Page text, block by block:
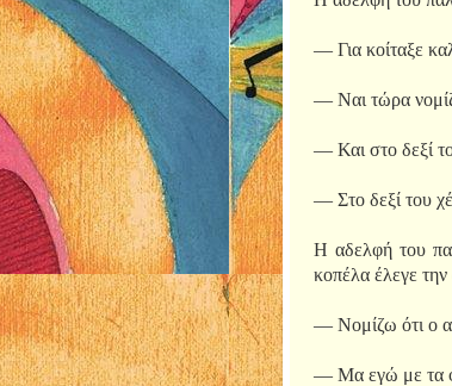
— Για κοίταξε
— Ναι τώρα
— Και στο δεξί
— Στο δεξί του
Η αδελφή του
κοπέλα έλεγε την
— Νομίζω ότι ο
— Μα εγώ με τα